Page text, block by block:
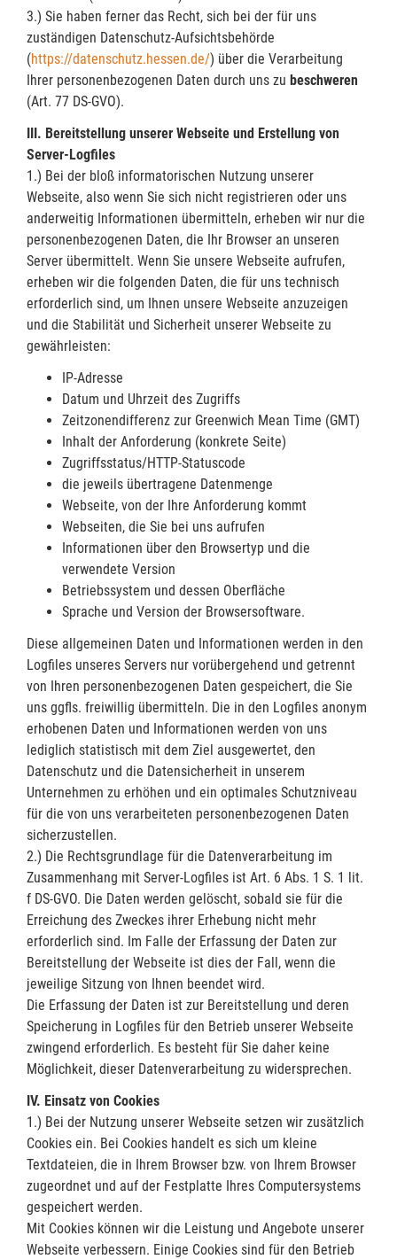
3.) Sie haben ferner das Recht, sich bei der für uns
zuständigen Datenschutz-Aufsichtsbehörde
(https://datenschutz.hessen.de/) über die Verarbeitung
Ihrer personenbezogenen Daten durch uns zu beschweren
(Art. 77 DS-GVO).
III. Bereitstellung unserer Webseite und Erstellung von
Server-Logfiles
1.) Bei der bloß informatorischen Nutzung unserer
Webseite, also wenn Sie sich nicht registrieren oder uns
anderweitig Informationen übermitteln, erheben wir nur die
personenbezogenen Daten, die Ihr Browser an unseren
Server übermittelt. Wenn Sie unsere Webseite aufrufen,
erheben wir die folgenden Daten, die für uns technisch
erforderlich sind, um Ihnen unsere Webseite anzuzeigen
und die Stabilität und Sicherheit unserer Webseite zu
gewährleisten:
IP-Adresse
Datum und Uhrzeit des Zugriffs
Zeitzonendifferenz zur Greenwich Mean Time (GMT)
Inhalt der Anforderung (konkrete Seite)
Zugriffsstatus/HTTP-Statuscode
die jeweils übertragene Datenmenge
Webseite, von der Ihre Anforderung kommt
Webseiten, die Sie bei uns aufrufen
Informationen über den Browsertyp und die
verwendete Version
Betriebssystem und dessen Oberfläche
Sprache und Version der Browsersoftware.
Diese allgemeinen Daten und Informationen werden in den
Logfiles unseres Servers nur vorübergehend und getrennt
von Ihren personenbezogenen Daten gespeichert, die Sie
uns ggfls. freiwillig übermitteln. Die in den Logfiles anonym
erhobenen Daten und Informationen werden von uns
lediglich statistisch mit dem Ziel ausgewertet, den
Datenschutz und die Datensicherheit in unserem
Unternehmen zu erhöhen und ein optimales Schutzniveau
für die von uns verarbeiteten personenbezogenen Daten
sicherzustellen.
2.) Die Rechtsgrundlage für die Datenverarbeitung im
Zusammenhang mit Server-Logfiles ist Art. 6 Abs. 1 S. 1 lit.
f DS-GVO. Die Daten werden gelöscht, sobald sie für die
Erreichung des Zweckes ihrer Erhebung nicht mehr
erforderlich sind. Im Falle der Erfassung der Daten zur
Bereitstellung der Webseite ist dies der Fall, wenn die
jeweilige Sitzung von Ihnen beendet wird.
Die Erfassung der Daten ist zur Bereitstellung und deren
Speicherung in Logfiles für den Betrieb unserer Webseite
zwingend erforderlich. Es besteht für Sie daher keine
Möglichkeit, dieser Datenverarbeitung zu widersprechen.
IV. Einsatz von Cookies
1.) Bei der Nutzung unserer Webseite setzen wir zusätzlich
Cookies ein. Bei Cookies handelt es sich um kleine
Textdateien, die in Ihrem Browser bzw. von Ihrem Browser
zugeordnet und auf der Festplatte Ihres Computersystems
gespeichert werden.
Mit Cookies können wir die Leistung und Angebote unserer
Webseite verbessern. Einige Cookies sind für den Betrieb